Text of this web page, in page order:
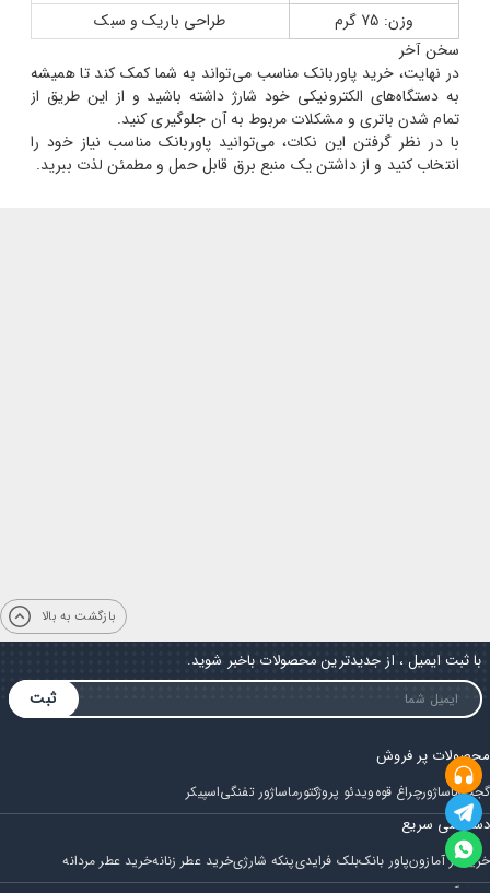
وزن: 75 گرم
طراحی باریک و سبک
سخن آخر
در نهایت، خرید پاوربانک مناسب می‌تواند به شما کمک کند تا همیشه
به دستگاه‌های الکترونیکی خود شارژ داشته باشید و از این طریق از
تمام شدن باتری و مشکلات مربوط به آن جلوگیری کنید.
با در نظر گرفتن این نکات، می‌توانید پاوربانک مناسب نیاز خود را
انتخاب کنید و از داشتن یک منبع برق قابل حمل و مطمئن لذت ببرید.
بازگشت به بالا
با ثبت ایمیل ، از جدیدترین محصولات باخبر شوید.
ثبت
محصولات پر فروش
گجتماساژورچراغ قوهویدئو پروژکتورماساژور تفنگیاسپیکر
دسترسی سریع
خرید از آمازونپاور بانکبلک فرایدیپنکه شارژیخرید عطر زنانهخرید عطر مردانه